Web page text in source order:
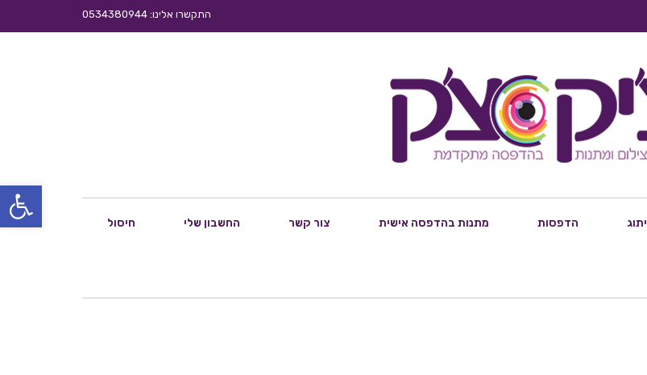
פתח
התקשרו אלינו: 0534380944
הדפסות מתנות בהדפסה אישית צור קשר החשבון שלי חיסול